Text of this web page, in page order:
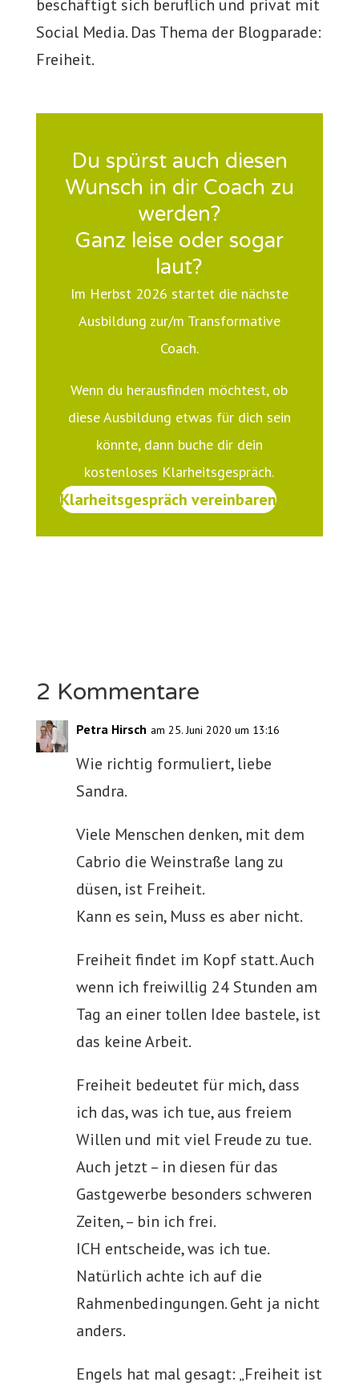
beschäftigt sich beruflich und privat mit
Social Media. Das Thema der Blogparade:
Freiheit.
Du spürst auch diesen
Wunsch in dir Coach zu
werden?
Ganz leise oder sogar
laut?
Im Herbst 2026 startet die nächste
Ausbildung zur/m Transformative
Coach.
Wenn du herausfinden möchtest, ob
diese Ausbildung etwas für dich sein
könnte, dann buche dir dein
kostenloses Klarheitsgespräch.
Klarheitsgespräch vereinbaren
2 Kommentare
Petra Hirsch am 25. Juni 2020 um 13:16
Wie richtig formuliert, liebe
Sandra.
Viele Menschen denken, mit dem
Cabrio die Weinstraße lang zu
düsen, ist Freiheit.
Kann es sein, Muss es aber nicht.
Freiheit findet im Kopf statt. Auch
wenn ich freiwillig 24 Stunden am
Tag an einer tollen Idee bastele, ist
das keine Arbeit.
Freiheit bedeutet für mich, dass
ich das, was ich tue, aus freiem
Willen und mit viel Freude zu tue.
Auch jetzt – in diesen für das
Gastgewerbe besonders schweren
Zeiten, – bin ich frei.
ICH entscheide, was ich tue.
Natürlich achte ich auf die
Rahmenbedingungen. Geht ja nicht
anders.
Engels hat mal gesagt: „Freiheit ist